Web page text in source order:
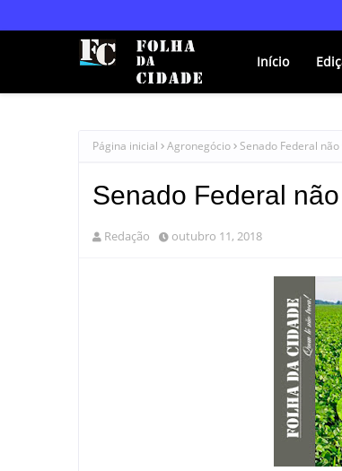
Início
Página inicial Agronegócio Senado Federal
Senado Federal
Redação outubro 11, 2018